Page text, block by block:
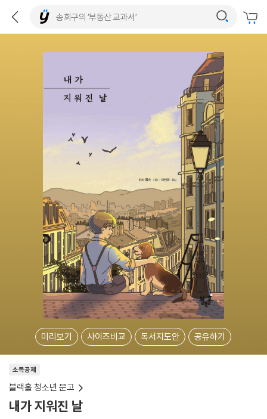
미리보기 사이즈비교 독서지도안 공유하기
소득공제
블랙홀 청소년 문고
내가 지워진 날